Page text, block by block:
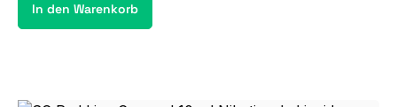
In den Warenkorb